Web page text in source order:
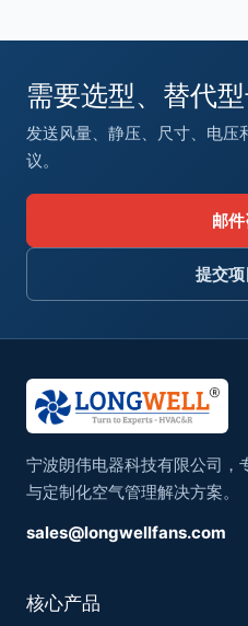
需要选型、替代
发送风量、静压、尺寸、电压
议。
邮
提交
宁波朗伟电器科技有限公司，
与定制化空气管理解决方案。
sales@longwellfans.com
核心产品